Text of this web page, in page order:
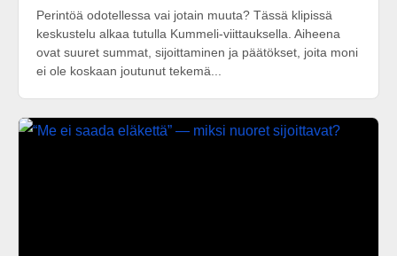
Perintöä odotellessa vai jotain muuta? Tässä klipissä
keskustelu alkaa tutulla Kummeli-viittauksella. Aiheena
ovat suuret summat, sijoittaminen ja päätökset, joita moni
ei ole koskaan joutunut tekemä...